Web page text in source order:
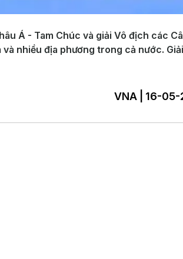
Á - Tam Chúc và giải Vô địch các
nhiều địa phương trong cả nước.
VNA | 16-05-